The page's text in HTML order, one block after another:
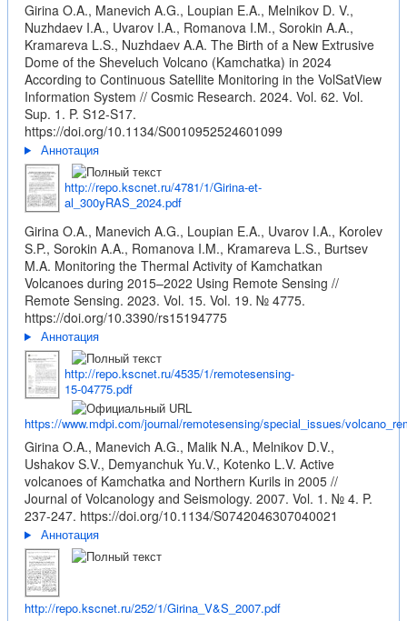
Girina O.A., Manevich A.G., Loupian E.A., Melnikov D. V.,
Nuzhdaev I.A., Uvarov I.A., Romanova I.M., Sorokin A.A.,
Kramareva L.S., Nuzhdaev A.A. The Birth of a New Extrusive
Dome of the Sheveluch Volcano (Kamchatka) in 2024
According to Continuous Satellite Monitoring in the VolSatView
Information System // Cosmic Research. 2024. Vol. 62. Vol.
Sup. 1. P. S12-S17.
https://doi.org/10.1134/S0010952524601099
Аннотация
http://repo.kscnet.ru/4781/1/Girina-et-
al_300yRAS_2024.pdf
Girina O.A., Manevich A.G., Loupian E.A., Uvarov I.A., Korolev
S.P., Sorokin A.A., Romanova I.M., Kramareva L.S., Burtsev
M.A. Monitoring the Thermal Activity of Kamchatkan
Volcanoes during 2015–2022 Using Remote Sensing //
Remote Sensing. 2023. Vol. 15. Vol. 19. № 4775.
https://doi.org/10.3390/rs15194775
Аннотация
http://repo.kscnet.ru/4535/1/remotesensing-
15-04775.pdf
https://www.mdpi.com/journal/remotesensing/special_issues/
Girina O.A., Manevich A.G., Malik N.A., Melnikov D.V.,
Ushakov S.V., Demyanchuk Yu.V., Kotenko L.V. Active
volcanoes of Kamchatka and Northern Kurils in 2005 //
Journal of Volcanology and Seismology. 2007. Vol. 1. № 4. P.
237-247. https://doi.org/10.1134/S0742046307040021
Аннотация
http://repo.kscnet.ru/252/1/Girina_V&S_2007.pdf